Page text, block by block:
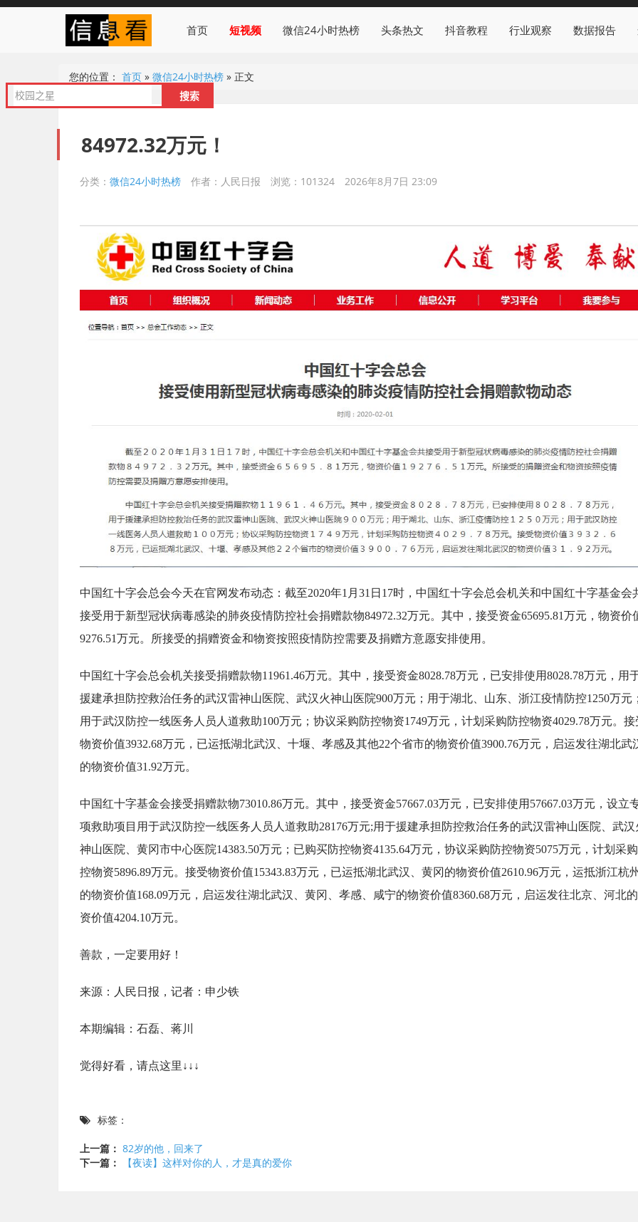
首页 短视频 微信24小时热榜 头条热文 抖音教程 行业观察 数据报告
您的位置： 首页 » 微信24小时热榜 » 正文
84972.32万元！
分类： 微信24小时热榜 作者：人民日报 浏览：101324 2026年8月7日 23:09
中国红十字会总会今天在官网发布动态：截至2020年1月31日17时，中国红十字会总会机关和中国红十字基金会
接受用于新型冠状病毒感染的肺炎疫情防控社会捐赠款物84972.32万元。其中，接受资金65695.81万元，物资价
9276.51万元。所接受的捐赠资金和物资按照疫情防控需要及捐赠方意愿安排使用。
中国红十字会总会机关接受捐赠款物11961.46万元。其中，接受资金8028.78万元，已安排使用8028.78万元，用
援建承担防控救治任务的武汉雷神山医院、武汉火神山医院900万元；用于湖北、山东、浙江疫情防控1250万元
用于武汉防控一线医务人员人道救助100万元；协议采购防控物资1749万元，计划采购防控物资4029.78万元。接
物资价值3932.68万元，已运抵湖北武汉、十堰、孝感及其他22个省市的物资价值3900.76万元，启运发往湖北武
的物资价值31.92万元。
中国红十字基金会接受捐赠款物73010.86万元。其中，接受资金57667.03万元，已安排使用57667.03万元，设立
项救助项目用于武汉防控一线医务人员人道救助28176万元;用于援建承担防控救治任务的武汉雷神山医院、武汉
神山医院、黄冈市中心医院14383.50万元；已购买防控物资4135.64万元，协议采购防控物资5075万元，计划采
控物资5896.89万元。接受物资价值15343.83万元，已运抵湖北武汉、黄冈的物资价值2610.96万元，运抵浙江杭
的物资价值168.09万元，启运发往湖北武汉、黄冈、孝感、咸宁的物资价值8360.68万元，启运发往北京、河北
资价值4204.10万元。
善款，一定要用好！
来源：人民日报，记者：申少铁
本期编辑：石磊、蒋川
觉得好看，请点这里↓↓↓
标签：
上一篇： 82岁的他，回来了
下一篇：
【夜读】这样对你的人，才是真的爱你